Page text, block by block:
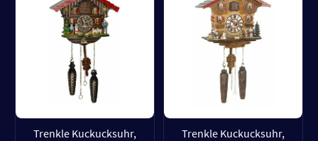
Trenkle Kuckucksuhr,
Trenkle Kuckucksuhr,